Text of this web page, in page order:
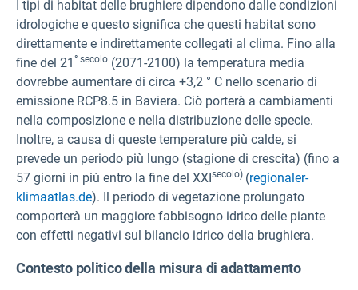
I tipi di habitat delle brughiere dipendono dalle condizioni
idrologiche e questo significa che questi habitat sono
direttamente e indirettamente collegati al clima. Fino alla
fine del 21 ° secolo (2071-2100) la temperatura media
dovrebbe aumentare di circa +3,2 ° C nello scenario di
emissione RCP8.5 in Baviera. Ciò porterà a cambiamenti
nella composizione e nella distribuzione delle specie.
Inoltre, a causa di queste temperature più calde, si
prevede un periodo più lungo (stagione di crescita) (fino a
57 giorni in più entro la fine del XXIsecolo) (regionaler-
klimaatlas.de). Il periodo di vegetazione prolungato
comporterà un maggiore fabbisogno idrico delle piante
con effetti negativi sul bilancio idrico della brughiera.
Contesto politico della misura di adattamento